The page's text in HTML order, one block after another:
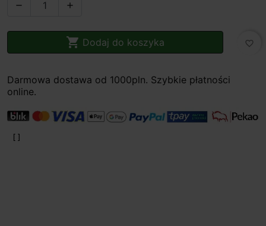
 
 Dodaj do koszyka favorite_border
Darmowa dostawa od 1000pln. Szybkie płatności
online.